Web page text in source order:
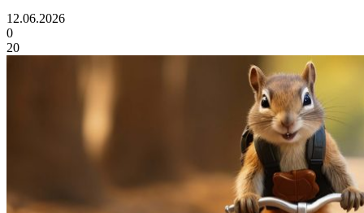
12.06.2026
0
20